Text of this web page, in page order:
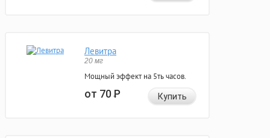
Левитра
20 мг
Мощный эффект на 5ть часов.
от 70Р Купить